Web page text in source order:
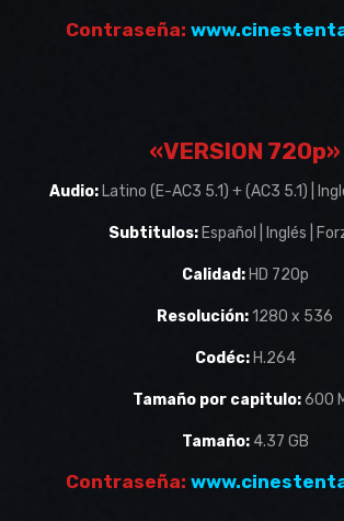
Contraseña:
«VERSION 720p»
Audio: Latino (E-AC3 5.1) + (AC3 5.1) |
Subtitulos: Español | Inglés |
Calidad: HD 720p
Resolución:1280 x 536
Codéc: H.264
Tamaño por capitulo:600
Tamaño:4.37 GB
Contraseña: